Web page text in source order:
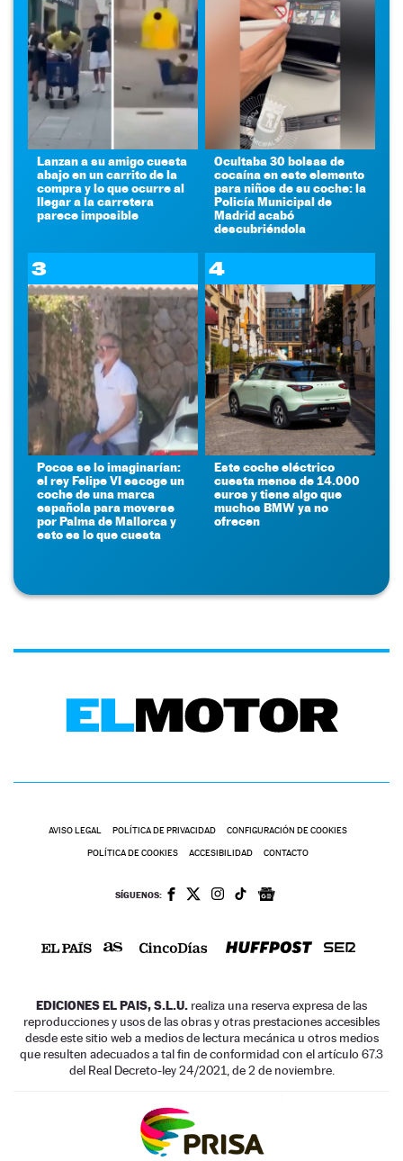
Lanzan a su amigo cuesta
abajo en un carrito de la
compra y lo que ocurre al
llegar a la carretera
parece imposible
Ocultaba 30 bolsas de
cocaína en este elemento
para niños de su coche: la
Policía Municipal de
Madrid acabó
descubriéndola
3
Pocos se lo imaginarían:
el rey Felipe VI escoge un
coche de una marca
española para moverse
por Palma de Mallorca y
esto es lo que cuesta
4
Este coche eléctrico
cuesta menos de 14.000
euros y tiene algo que
muchos BMW ya no
ofrecen
AVISO LEGAL POLÍTICA DE PRIVACIDAD CONFIGURACIÓN DE COOKIES
POLÍTICA DE COOKIES ACCESIBILIDAD CONTACTO
SÍGUENOS:
EDICIONES EL PAIS, S.L.U. realiza una reserva expresa de las
reproducciones y usos de las obras y otras prestaciones accesibles
desde este sitio web a medios de lectura mecánica u otros medios
que resulten adecuados a tal fin de conformidad con el artículo 67.3
del Real Decreto-ley 24/2021, de 2 de noviembre.